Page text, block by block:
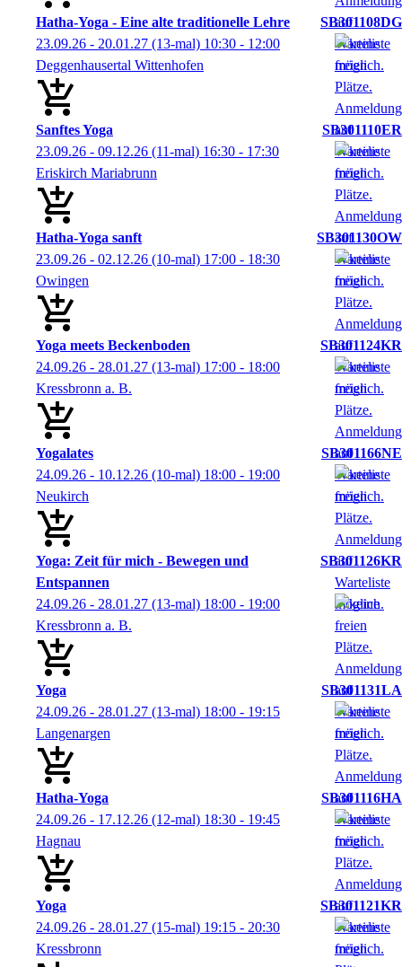
Hatha-Yoga - Eine alte traditionelle Lehre
SB301108DG
23.09.26 - 20.01.27 (13-mal) 10:30 - 12:00
Deggenhausertal Wittenhofen
Sanftes Yoga
SB301110ER
23.09.26 - 09.12.26 (11-mal) 16:30 - 17:30
Eriskirch Mariabrunn
Hatha-Yoga sanft
SB301130OW
23.09.26 - 02.12.26 (10-mal) 17:00 - 18:30
Owingen
Yoga meets Beckenboden
SB301124KR
24.09.26 - 28.01.27 (13-mal) 17:00 - 18:00
Kressbronn a. B.
Yogalates
SB301166NE
24.09.26 - 10.12.26 (10-mal) 18:00 - 19:00
Neukirch
Yoga: Zeit für mich - Bewegen und
Entspannen
SB301126KR
24.09.26 - 28.01.27 (13-mal) 18:00 - 19:00
Kressbronn a. B.
Yoga
SB301131LA
24.09.26 - 28.01.27 (13-mal) 18:00 - 19:15
Langenargen
Hatha-Yoga
SB301116HA
24.09.26 - 17.12.26 (12-mal) 18:30 - 19:45
Hagnau
Yoga
SB301121KR
24.09.26 - 28.01.27 (15-mal) 19:15 - 20:30
Kressbronn